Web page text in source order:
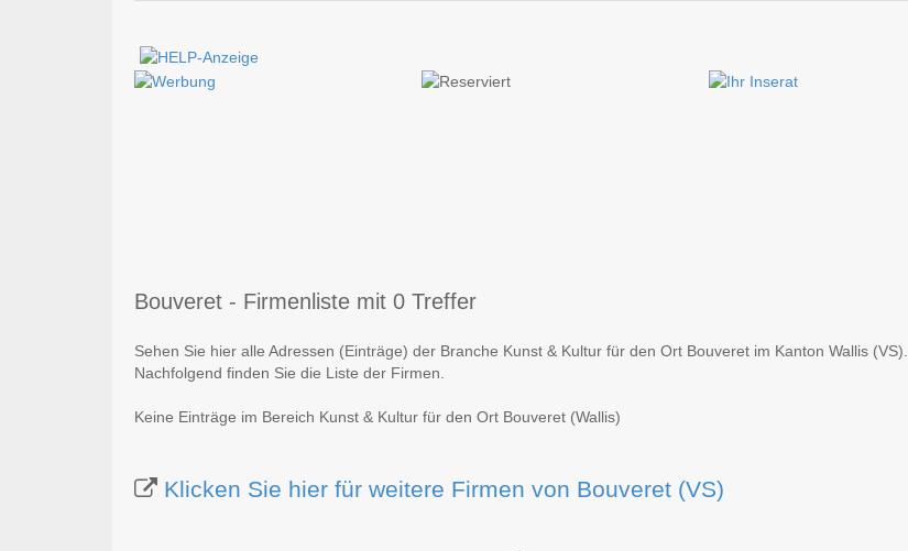
Bouveret - Firmenliste mit 0 Treffer
Sehen Sie hier alle Adressen (Einträge) der Branche Kunst & Kultur für den Ort Bouveret im Kanton Wallis (VS).
Nachfolgend finden Sie die Liste der Firmen.
Keine Einträge im Bereich Kunst & Kultur für den Ort Bouveret (Wallis)
Klicken Sie hier für weitere Firmen von Bouveret (VS)